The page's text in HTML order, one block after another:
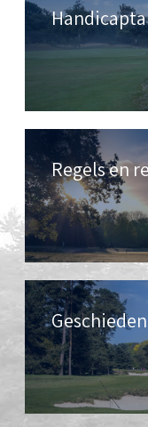
Regels en